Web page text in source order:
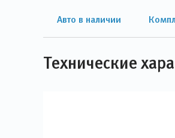
Авто в наличии
Технические